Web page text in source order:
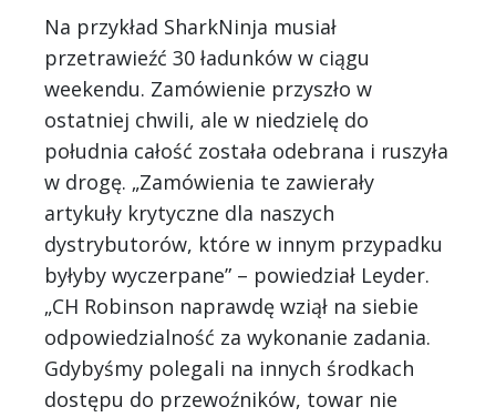
Na przykład SharkNinja musiał
przetrawieźć 30 ładunków w ciągu
weekendu. Zamówienie przyszło w
ostatniej chwili, ale w niedzielę do
południa całość została odebrana i ruszyła
w drogę. „Zamówienia te zawierały
artykuły krytyczne dla naszych
dystrybutorów, które w innym przypadku
byłyby wyczerpane” – powiedział Leyder.
„CH Robinson naprawdę wziął na siebie
odpowiedzialność za wykonanie zadania.
Gdybyśmy polegali na innych środkach
dostępu do przewoźników, towar nie